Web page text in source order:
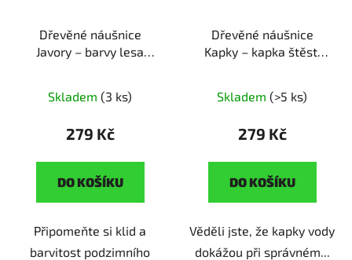
Dřevěné náušnice
Javory – barvy lesa
přírody
Skladem (3 ks)
279 Kč
DO KOŠÍKU
Připomeňte si klid a
barvitost podzimního
Dřevěné náušnice
Kapky – kapka štěstí
Skladem (>5 ks)
279 Kč
DO KOŠÍKU
Věděli jste, že kapky vody
dokážou při správném...